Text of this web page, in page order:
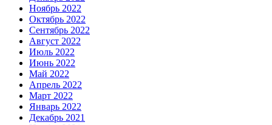
Ноябрь 2022
Октябрь 2022
Сентябрь 2022
Август 2022
Июль 2022
Июнь 2022
Май 2022
Апрель 2022
Март 2022
Январь 2022
Декабрь 2021